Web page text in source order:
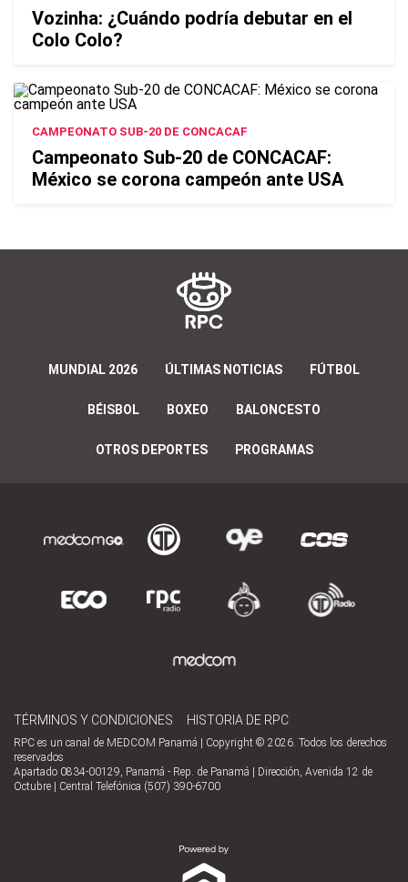
Vozinha: ¿Cuándo podría debutar en el
Colo Colo?
CAMPEONATO SUB-20 DE CONCACAF
Campeonato Sub-20 de CONCACAF:
México se corona campeón ante USA
MUNDIAL 2026 ÚLTIMAS NOTICIAS FÚTBOL
BÉISBOL BOXEO BALONCESTO
OTROS DEPORTES PROGRAMAS
TÉRMINOS Y CONDICIONES HISTORIA DE RPC
RPC es un canal de MEDCOM Panamá | Copyright © 2026. Todos los derechos
reservados
Apartado 0834-00129, Panamá - Rep. de Panamá | Dirección, Avenida 12 de
Octubre | Central Telefónica (507) 390-6700